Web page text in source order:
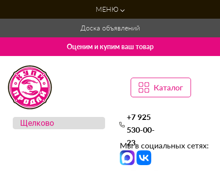
МЕНЮ
Доска объявлений
Оценим и купим ваш товар
Каталог
+7 925
530-00-
23
Мы в социальных сетях: